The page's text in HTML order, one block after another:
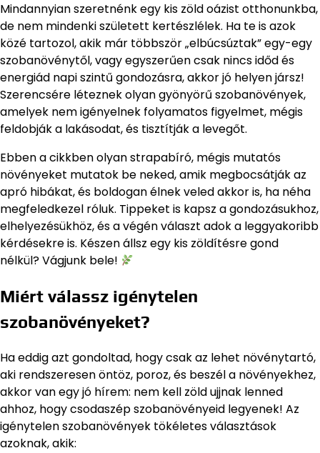
Mindannyian szeretnénk egy kis zöld oázist otthonunkba,
de nem mindenki született kertészlélek. Ha te is azok
közé tartozol, akik már többször „elbúcsúztak” egy-egy
szobanövénytől, vagy egyszerűen csak nincs időd és
energiád napi szintű gondozásra, akkor jó helyen jársz!
Szerencsére léteznek olyan gyönyörű szobanövények,
amelyek nem igényelnek folyamatos figyelmet, mégis
feldobják a lakásodat, és tisztítják a levegőt.
Ebben a cikkben olyan strapabíró, mégis mutatós
növényeket mutatok be neked, amik megbocsátják az
apró hibákat, és boldogan élnek veled akkor is, ha néha
megfeledkezel róluk. Tippeket is kapsz a gondozásukhoz,
elhelyezésükhöz, és a végén választ adok a leggyakoribb
kérdésekre is. Készen állsz egy kis zöldítésre gond
nélkül? Vágjunk bele!
Miért válassz igénytelen
szobanövényeket?
Ha eddig azt gondoltad, hogy csak az lehet növénytartó,
aki rendszeresen öntöz, poroz, és beszél a növényekhez,
akkor van egy jó hírem: nem kell zöld ujjnak lenned
ahhoz, hogy csodaszép szobanövényeid legyenek! Az
igénytelen szobanövények tökéletes választások
azoknak, akik: